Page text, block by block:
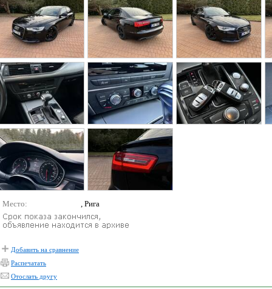
Место: , Рига
Добавить на сравнение
Распечатать
Отослать другу